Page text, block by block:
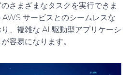
さまざまなタスクを実行できま
サービスとのシームレスな
、複雑な AI 駆動型アプリケーシ
容易になります。